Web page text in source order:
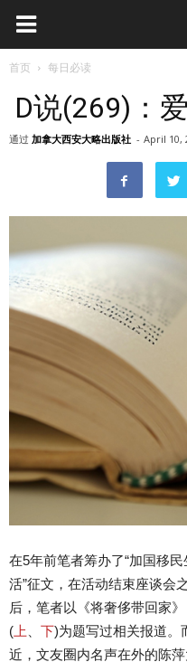
首页 每日必读
D说(269)：
通过 加拿大西安大略出版社 - April 10,
在5年前笔者筹办了“加国移民
活”征文，在活动结束座谈会之
后，笔者以《将奢侈带回家》
( 上 下)为题写过相关报道。
近，文友圈内名声在外的陈萍